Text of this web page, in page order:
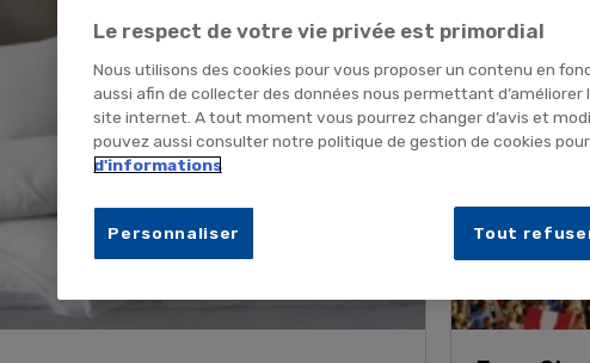
Le respect de votre vie privée est primordial
Nous utilisons des cookies pour vous proposer un contenu en
aussi afin de collecter des données nous permettant d’améliorer
site internet. A tout moment vous pourrez changer d’avis et
pouvez aussi consulter notre politique de gestion de cookies pour
d'informations
Personnaliser Tout